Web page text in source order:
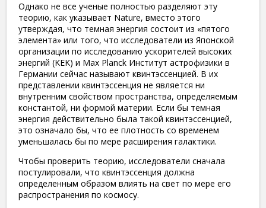
Однако не все ученые полностью разделяют эту
теорию, как указывает Nature, вместо этого
утверждая, что темная энергия состоит из «пятого
элемента» или того, что исследователи из Японской
организации по исследованию ускорителей высоких
энергий (KEK) и Max Planck Институт астрофизики в
Германии сейчас называют квинтэссенцией. В их
представлении квинтэссенция не является ни
внутренним свойством пространства, определяемым
константой, ни формой материи. Если бы темная
энергия действительно была такой квинтэссенцией,
это означало бы, что ее плотность со временем
уменьшалась бы по мере расширения галактики.
Чтобы проверить теорию, исследователи сначала
постулировали, что квинтэссенция должна
определенным образом влиять на свет по мере его
распространения по космосу.